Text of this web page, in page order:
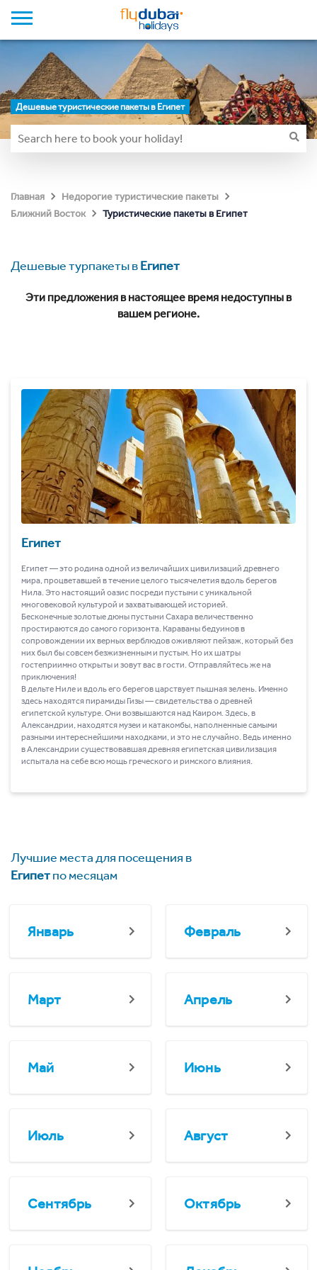
Дешевые туристические пакеты в Египет
Главная
Недорогие туристические пакеты
Ближний Восток
Туристические пакеты в Египет
Дешевые турпакеты вЕгипет
Эти предложения в настоящее время недоступны в
вашем регионе.
Египет
Египет ― это родина одной из величайших цивилизаций древнего
мира, процветавшей в течение целого тысячелетия вдоль берегов
Нила. Это настоящий оазис посреди пустыни с уникальной
многовековой культурой и захватывающей историей.
Бесконечные золотые дюны пустыни Сахара величественно
простираются до самого горизонта. Караваны бедуинов в
сопровождении их верных верблюдов оживляют пейзаж, который без
них был бы совсем безжизненным и пустым. Но их шатры
гостеприимно открыты и зовут вас в гости. Отправляйтесь же на
приключения!
В дельте Ниле и вдоль его берегов царствует пышная зелень. Именно
здесь находятся пирамиды Гизы ― свидетельства о древней
египетской культуре. Они возвышаются над Каиром. Здесь, в
Александрии, находятся музеи и катакомбы, наполненные самыми
разными интереснейшими находками, и это не случайно. Ведь именно
в Александрии существовавшая древняя египетская цивилизация
испытала на себе всю мощь греческого и римского влияния.
Лучшие места для посещения в
Египетпо месяцам
Январь Февраль
Март Апрель
Май Июнь
Июль Август
Сентябрь Октябрь